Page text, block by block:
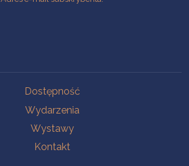
Dostępność
Wydarzenia
Wystawy
Kontakt